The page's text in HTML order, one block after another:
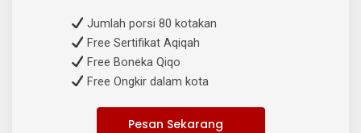
Jumlah porsi 80 kotakan
Free Sertifikat Aqiqah
Free Boneka Qiqo
Free Ongkir dalam kota
Pesan Sekarang